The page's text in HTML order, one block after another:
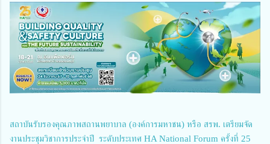
สถาบันรับรองคุณภาพสถานพยาบาล (องค์การมหาชน) หรือ สรพ. เตรียมจัด
งานประชุมวิชาการประจำปี ระดับประเทศ HA National Forum ครั้งที่ 25